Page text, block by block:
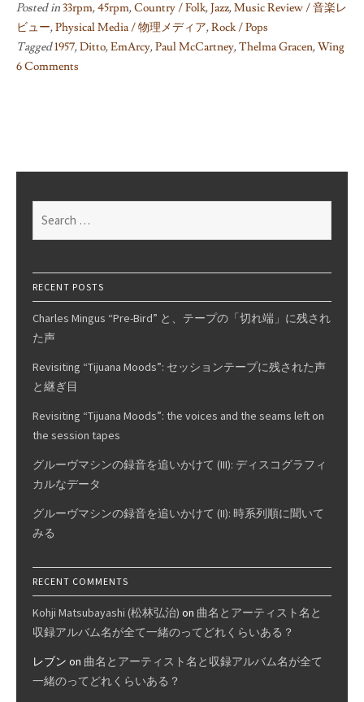
Posted in33rpm,45rpm,Country / Folk,Jazz,Music Review / 音楽レ
ビュー,Physical Media / 物理メディア,Rock / Pops
Tagged1957,Ditto,EmArcy,Paul McCartney,Thelma Gracen,Wing
6 Comments
for:
RECENT POSTS
Charles Mingus “Pre-Bird” と、テープの「切れ端」に残され
た声
Revisiting “Tijuana Moods”: セッションテープに残された声
と継ぎ目
Revisiting “Tijuana Moods”: the voices and the seams left on
the session tapes
グルーヴマシンの録音を追いかけて (III): ディスコグラフィ
カルなデータ
グルーヴマシンの録音を追いかけて (II): 時系列順に聞いて
みる
RECENT COMMENTS
Kohji Matsubayashi (松林弘治) on 曲名とアーティスト名と
収録アルバム名が全て一緒のってどれくらいある？
レブン on 曲名とアーティスト名と収録アルバム名が全て
一緒のってどれくらいある？